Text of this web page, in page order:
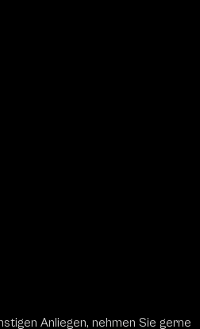
Anliegen, nehmen Sie gerne